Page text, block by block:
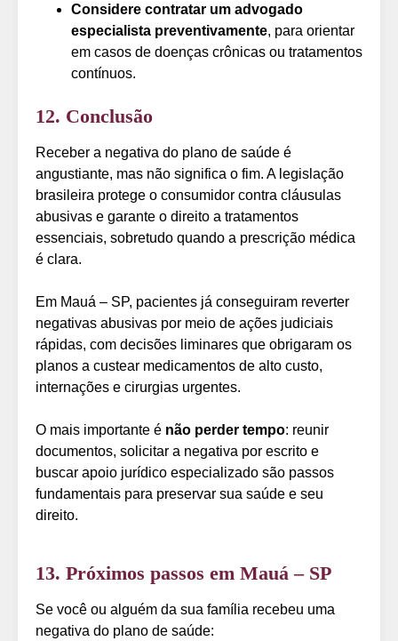
Considere contratar um advogado
especialista preventivamente, para orientar
em casos de doenças crônicas ou tratamentos
contínuos.
12. Conclusão
Receber a negativa do plano de saúde é
angustiante, mas não significa o fim. A legislação
brasileira protege o consumidor contra cláusulas
abusivas e garante o direito a tratamentos
essenciais, sobretudo quando a prescrição médica
é clara.
Em Mauá – SP, pacientes já conseguiram reverter
negativas abusivas por meio de ações judiciais
rápidas, com decisões liminares que obrigaram os
planos a custear medicamentos de alto custo,
internações e cirurgias urgentes.
O mais importante é não perder tempo: reunir
documentos, solicitar a negativa por escrito e
buscar apoio jurídico especializado são passos
fundamentais para preservar sua saúde e seu
direito.
13. Próximos passos em Mauá – SP
Se você ou alguém da sua família recebeu uma
negativa do plano de saúde: